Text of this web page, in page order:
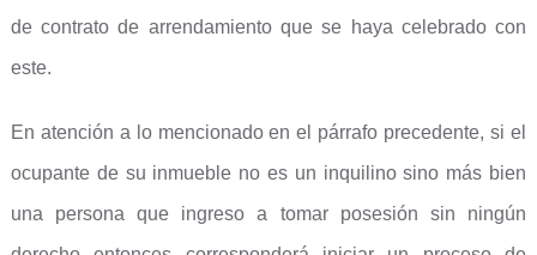
de contrato de arrendamiento que se haya celebrado con
este.
En atención a lo mencionado en el párrafo precedente, si el
ocupante de su inmueble no es un inquilino sino más bien
una persona que ingreso a tomar posesión sin ningún